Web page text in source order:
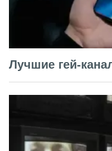
Лучшие гей-